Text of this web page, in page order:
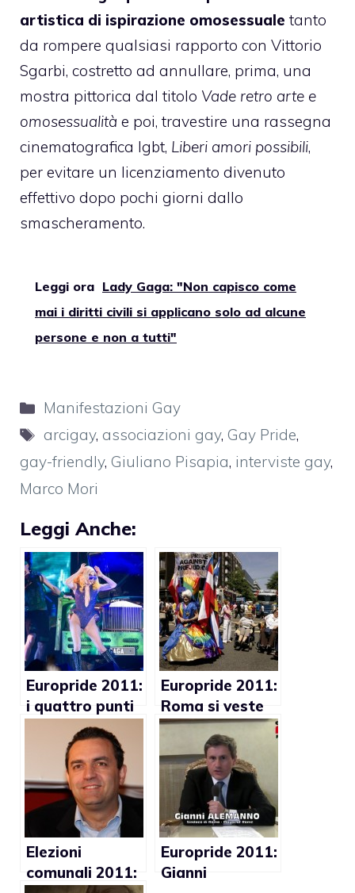
artistica di ispirazione omosessuale tanto
da rompere qualsiasi rapporto con Vittorio
Sgarbi, costretto ad annullare, prima, una
mostra pittorica dal titolo Vade retro arte e
omosessualità e poi, travestire una rassegna
cinematografica lgbt, Liberi amori possibili,
per evitare un licenziamento divenuto
effettivo dopo pochi giorni dallo
smascheramento.
Leggi ora Lady Gaga: "Non capisco come
mai i diritti civili si applicano solo ad alcune
persone e non a tutti"
Categorie
Manifestazioni Gay
Tag
arcigay, associazioni gay, Gay Pride,
gay-friendly, Giuliano Pisapia, interviste gay,
Marco Mori
Leggi Anche:
Europride 2011:
i quattro punti
per spiegare a
Lady Gaga
come vivono i
gay in Italia
Europride 2011:
Roma si veste
con i colori
dell’arcobaleno
Elezioni
comunali 2011:
Europride 2011:
Gianni